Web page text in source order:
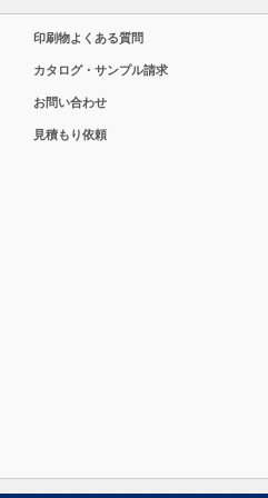
印刷物よくある質問
カタログ・サンプル請求
お問い合わせ
見積もり依頼